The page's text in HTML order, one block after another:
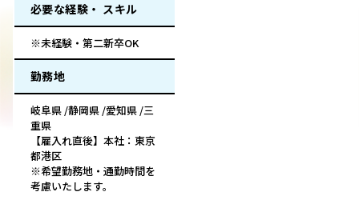
必要な経験・ スキル
※未経験・第二新卒OK
勤務地
岐阜県 /静岡県 /愛知県 /三
重県
【雇入れ直後】本社：東京
都港区
※希望勤務地・通勤時間を
考慮いたします。